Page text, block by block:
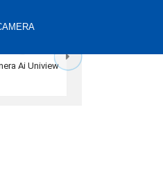
Ai Uniview